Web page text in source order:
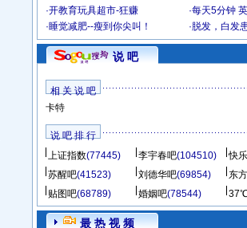
·开教育玩具超市-狂赚 ·每天5分钟
·睡觉减肥--瘦到你尖叫！ · 脱发，白发
说 吧
相 关 说 吧
卡特
说 吧 排 行
上证指数(77445) 李宇春吧(104510) 快
苏醒吧(41523) 刘德华吧(69854) 东
贴图吧(68789) 婚姻吧(78544)
最 热 视 频